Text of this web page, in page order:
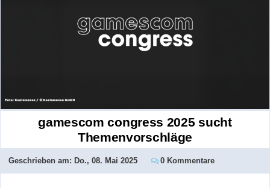
gamescom congress 2025 sucht
Themenvorschläge
Geschrieben am: Do., 08. Mai 2025 0 Kommentare